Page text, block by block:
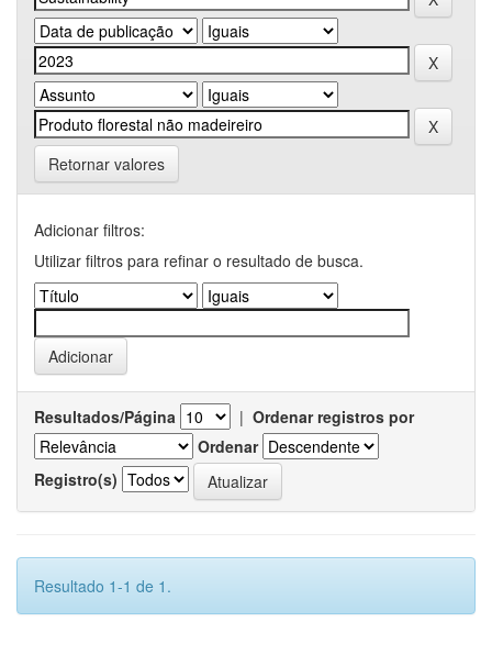
Retornar valores
Adicionar filtros:
Utilizar filtros para refinar o resultado de busca.
Resultados/Página | Ordenar registros por
Ordenar
Registro(s)
Resultado 1-1 de 1.